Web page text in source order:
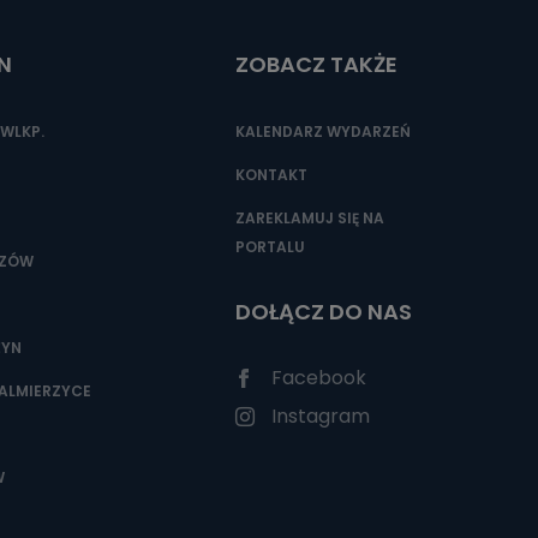
ze
ZOBACZ TAKŻE
KALENDARZ WYDARZEŃ
KONTAKT
ZAREKLAMUJ SIĘ NA
PORTALU
DOŁĄCZ DO NAS
Facebook
Instagram